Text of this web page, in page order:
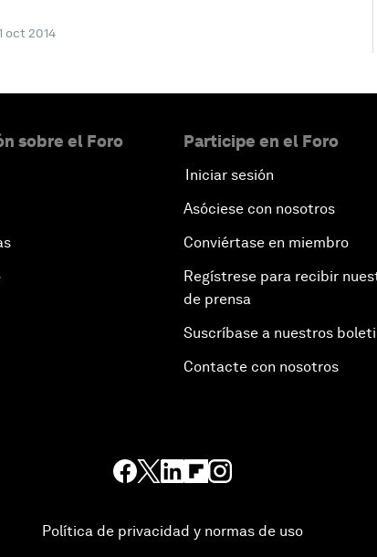
oct 2014
sobre el Foro Participe en el Foro
Iniciar sesión
Asóciese con nosotros
Conviértase en miembro
Regístrese para recibir
de prensa
Suscríbase a nuestros
Contacte con nosotros
Política de privacidad y normas de uso